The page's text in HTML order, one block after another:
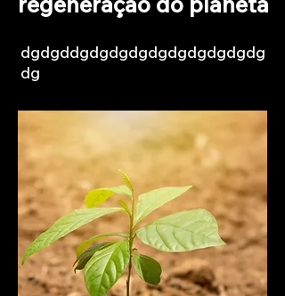
dgdgddgdgdgdgdgdgdgdgdgdg
dg